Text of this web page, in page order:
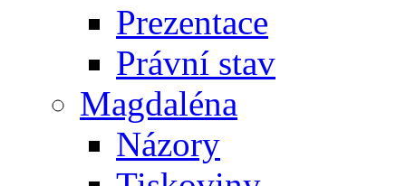
Prezentace
Právní stav
Magdaléna
Názory